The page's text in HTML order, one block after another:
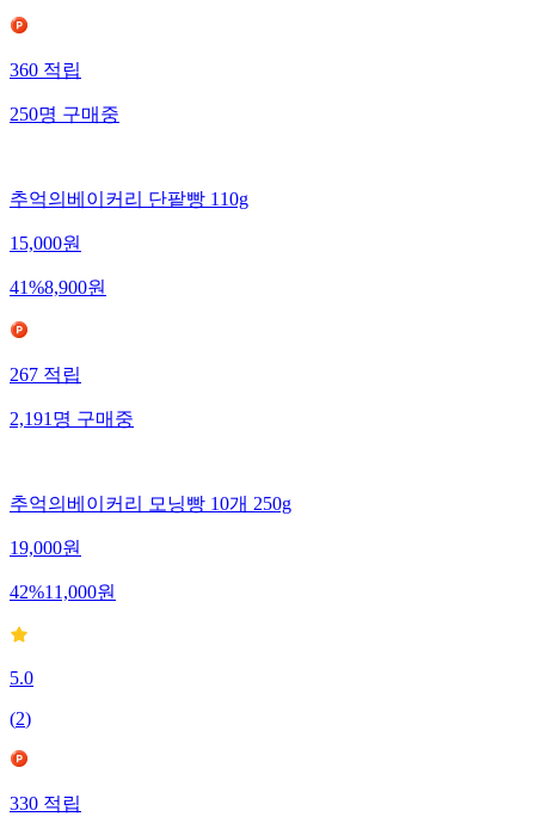
360적립
250명구매중
추억의베이커리 단팥빵 110g
15,000원
41%8,900원
267적립
2,191명구매중
추억의베이커리 모닝빵 10개 250g
19,000원
42%11,000원
5.0
(2)
330적립